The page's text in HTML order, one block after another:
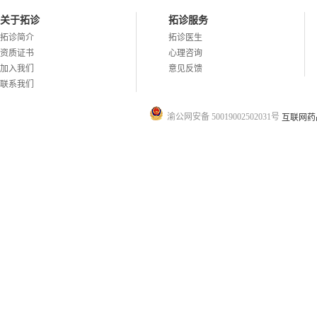
关于拓诊
拓诊简介
资质证书
加入我们
联系我们
拓诊服务
拓诊医生
心理咨询
意见反馈
渝公网安备 50019002502031号 互联网